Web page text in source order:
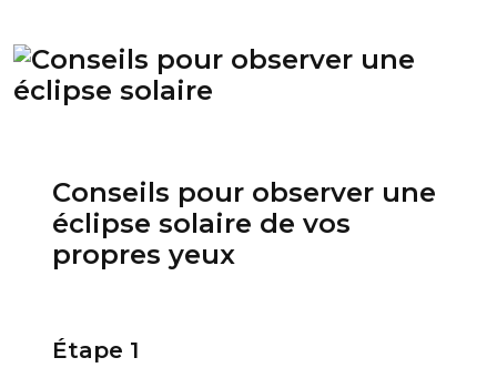
Conseils pour observer une
éclipse solaire de vos
propres yeux
Étape 1
Votre panier est vide